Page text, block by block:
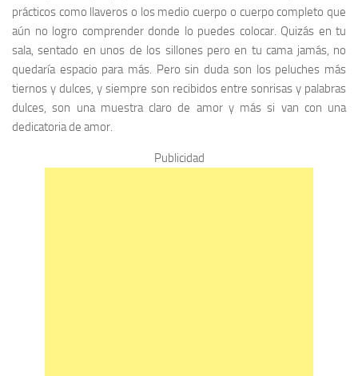
prácticos como llaveros o los medio cuerpo o cuerpo completo que
aún no logro comprender donde lo puedes colocar. Quizás en tu
sala, sentado en unos de los sillones pero en tu cama jamás, no
quedaría espacio para más. Pero sin duda son los peluches más
tiernos y dulces, y siempre son recibidos entre sonrisas y palabras
dulces, son una muestra claro de amor y más si van con una
dedicatoria de amor.
Publicidad